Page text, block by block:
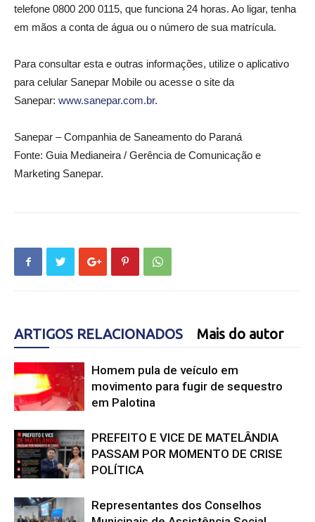
telefone 0800 200 0115, que funciona 24 horas. Ao ligar, tenha
em mãos a conta de água ou o número de sua matrícula.
Para consultar esta e outras informações, utilize o aplicativo
para celular Sanepar Mobile ou acesse o site da
Sanepar: www.sanepar.com.br.
Sanepar – Companhia de Saneamento do Paraná
Fonte: Guia Medianeira / Gerência de Comunicação e
Marketing Sanepar.
ARTIGOS RELACIONADOS Mais do autor
Homem pula de veículo em
movimento para fugir de sequestro
em Palotina
PREFEITO E VICE DE MATELÂNDIA
PASSAM POR MOMENTO DE CRISE
POLÍTICA
Representantes dos Conselhos